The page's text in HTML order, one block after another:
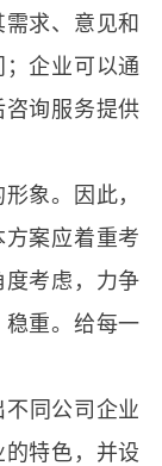
求、意见和
企业可以通
询服务提供
象。因此，
案应着重考
考虑，力争
重。给每一
同公司企业
特色，并设